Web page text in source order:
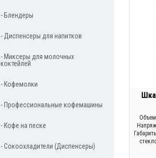
- Блендеры
- Диспенсеры для напитков
- Миксеры для молочных
коктейлей
- Кофемолки
- Профессиональные кофемашины
- Кофе на песке
- Сокоохладители (Диспенсеры)